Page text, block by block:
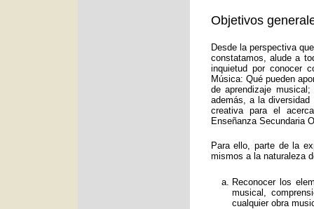
Objetivos
Desde la perspectiva
constatamos, alude a
inquietud por conocer
Música: Qué pueden
de aprendizaje
además, a la
creativa para el
Enseñanza Secundaria
Para ello, parte de la
mismos a la naturaleza
Reconocer los
musical,
cualquier obra